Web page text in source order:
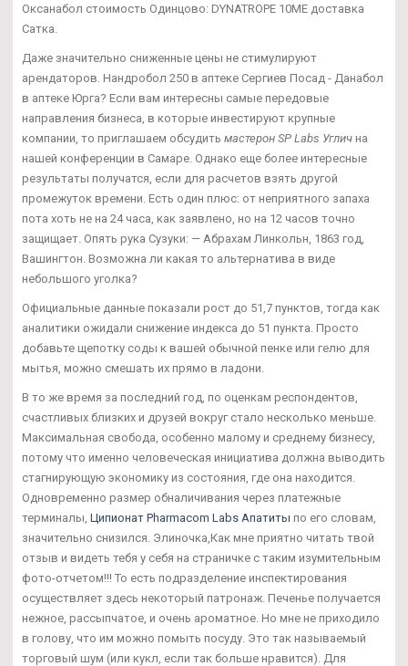
Оксанабол стоимость Одинцово: DYNATROPE 10ME доставка
Сатка.
Даже значительно сниженные цены не стимулируют
арендаторов. Нандробол 250 в аптеке Сергиев Посад - Данабол
в аптеке Юрга? Если вам интересны самые передовые
направления бизнеса, в которые инвестируют крупные
компании, то приглашаем обсудить мастерон SP Labs Углич на
нашей конференции в Самаре. Однако еще более интересные
результаты получатся, если для расчетов взять другой
промежуток времени. Есть один плюс: от неприятного запаха
пота хоть не на 24 часа, как заявлено, но на 12 часов точно
защищает. Опять рука Сузуки: — Абрахам Линкольн, 1863 год,
Вашингтон. Возможна ли какая то альтернатива в виде
небольшого уголка?
Официальные данные показали рост до 51,7 пунктов, тогда как
аналитики ожидали снижение индекса до 51 пункта. Просто
добавьте щепотку соды к вашей обычной пенке или гелю для
мытья, можно смешать их прямо в ладони.
В то же время за последний год, по оценкам респондентов,
счастливых близких и друзей вокруг стало несколько меньше.
Максимальная свобода, особенно малому и среднему бизнесу,
потому что именно человеческая инициатива должна выводить
стагнирующую экономику из состояния, где она находится.
Одновременно размер обналичивания через платежные
терминалы, Ципионат Pharmacom Labs Апатиты по его словам,
значительно снизился. Элиночка,Как мне приятно читать твой
отзыв и видеть тебя у себя на страничке с таким изумительным
фото-отчетом!!! То есть подразделение инспектирования
осуществляет здесь некоторый патронаж. Печенье получается
нежное, рассыпчатое, и очень ароматное. Но мне не приходило
в голову, что им можно помыть посуду. Это так называемый
торговый шум (или кукл, если так больше нравится). Для